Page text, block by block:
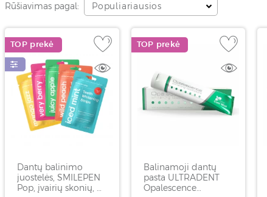
Rūšiavimas pagal: Populiariausios
TOP prekė
Dantų balinimo
juostelės, SMILEPEN
Pop, įvairių skonių, 7
TOP prekė
Balinamoji dantų
pasta ULTRADENT
Opalescence